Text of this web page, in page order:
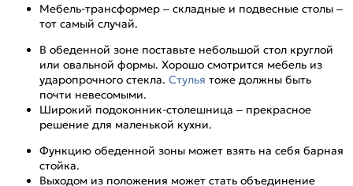
Мебель-трансформер – складные и подвесные столы –
тот самый случай.
В обеденной зоне поставьте небольшой стол круглой
или овальной формы. Хорошо смотрится мебель из
ударопрочного стекла. Стулья тоже должны быть
почти невесомыми.
Широкий подоконник-столешница – прекрасное
решение для маленькой кухни.
Функцию обеденной зоны может взять на себя барная
стойка.
Выходом из положения может стать объединение